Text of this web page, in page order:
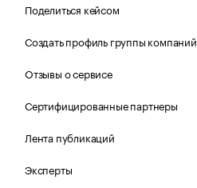
Поделиться кейсом
Создать профиль группы компаний
Отзывы о сервисе
Сертифицированные партнеры
Лента публикаций
Эксперты